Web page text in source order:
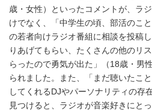
歳・女性）といったコメントが、ラ
けでなく、「中学生の頃、部活のこ
の若者向けラジオ番組に相談を投稿
りあげてもらい、たくさんの他のリ
らったので勇気が出た」（18歳・男
られました。また、「まだ聴いたこ
してくれるDJやパーソナリティの存
見つけると、ラジオが音楽好きにと